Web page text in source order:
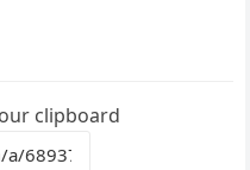
clipboard